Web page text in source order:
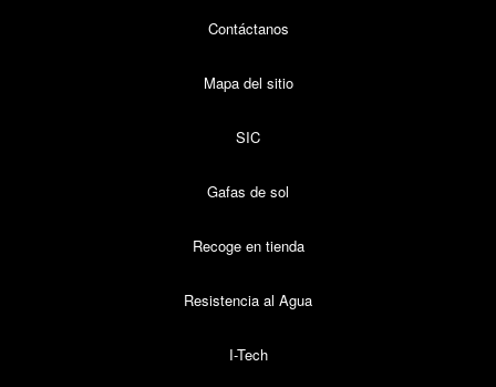
Contáctanos
Mapa del sitio
SIC
Gafas de sol
Recoge en tienda
Resistencia al Agua
I-Tech